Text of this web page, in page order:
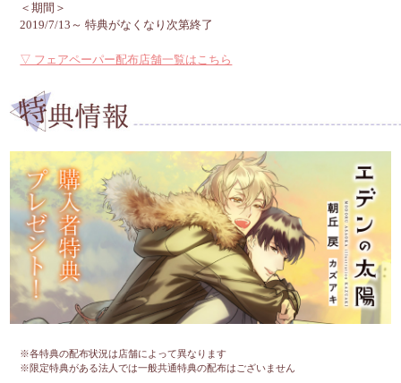
＜期間＞
2019/7/13～ 特典がなくなり次第終了
▽ フェアペーパー配布店舗一覧はこちら
※各特典の配布状況は店舗によって異なります
※限定特典がある法人では一般共通特典の配布はございません